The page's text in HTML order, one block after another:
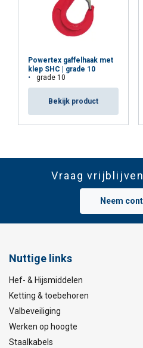
Powertex gaffelhaak met
klep SHC | grade 10
grade 10
Bekijk product
Vraag
Neem
Nuttige links
Hef- & Hijsmiddelen
Ketting & toebehoren
Valbeveiliging
Werken op hoogte
Staalkabels